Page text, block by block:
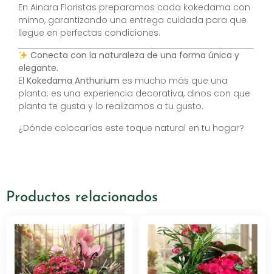
En Ainara Floristas preparamos cada kokedama con
mimo, garantizando una entrega cuidada para que
llegue en perfectas condiciones.
Conecta con la naturaleza de una forma única y
elegante.
El Kokedama Anthurium es mucho más que una
planta: es una experiencia decorativa, dinos con que
planta te gusta y lo realizamos a tu gusto.
¿Dónde colocarías este toque natural en tu hogar?
Productos relacionados